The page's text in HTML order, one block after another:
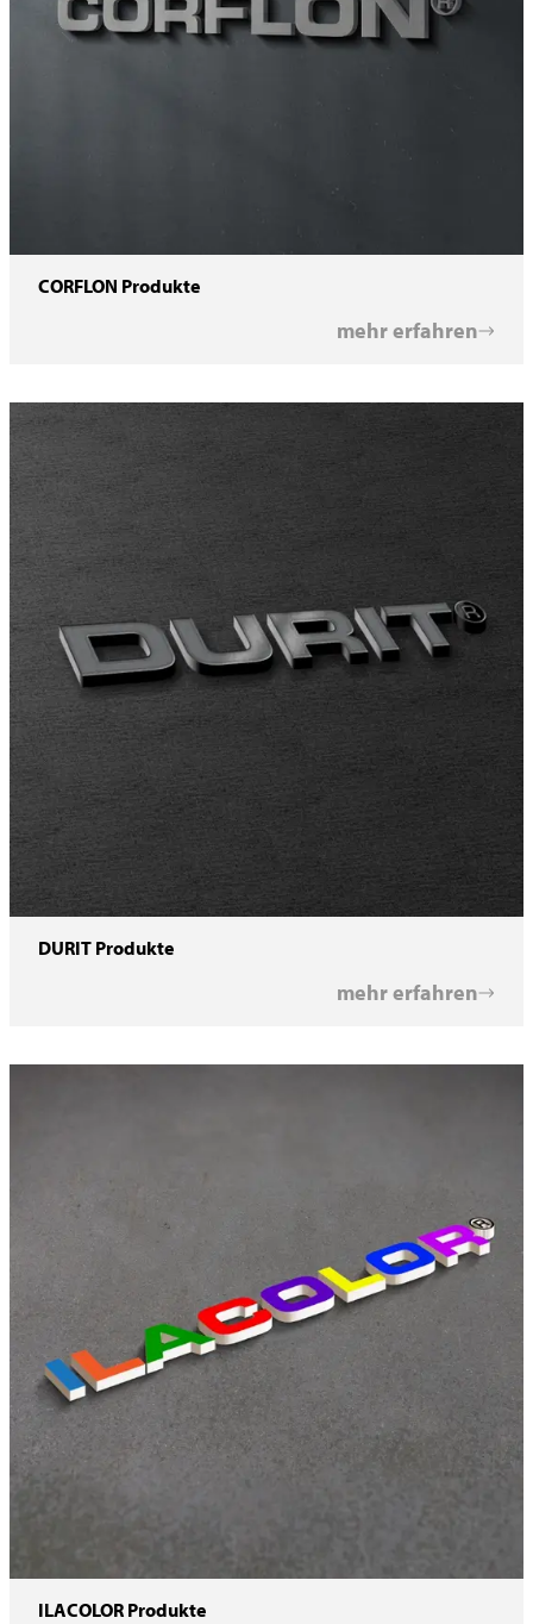
CORFLON Produkte
mehr erfahren
DURIT Produkte
mehr erfahren
ILACOLOR Produkte